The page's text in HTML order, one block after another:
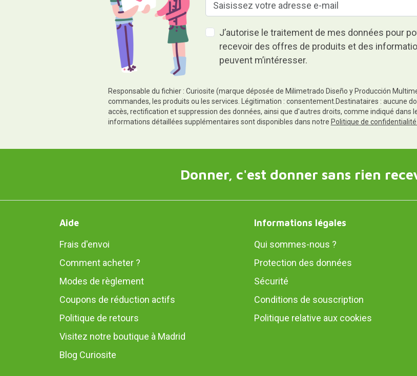
J’autorise le traitement de mes données pour
recevoir des offres de produits et des
peuvent m’intéresser.
Responsable du fichier : Curiosite (marque déposée de Milimetrado Diseño y Producción
commandes, les produits ou les services. Légitimation : consentement.Destinataires : aucune
accès, rectification et suppression des données, ainsi que d'autres droits, comme indiqué dans
informations détaillées supplémentaires sont disponibles dans notre Politique de
Donner, c'est donner sans rien
Aide
Frais d'envoi
Comment acheter ?
Modes de règlement
Coupons de réduction actifs
Politique de retours
Visitez notre boutique à Madrid
Blog Curiosite
Informations légales
Qui sommes-nous ?
Protection des données
Sécurité
Conditions de souscription
Politique relative aux cookies